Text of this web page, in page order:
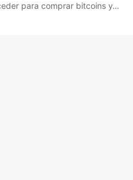
para comprar bitcoins y…